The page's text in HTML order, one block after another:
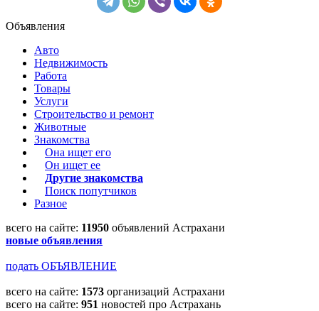
Объявления
Авто
Недвижимость
Работа
Товары
Услуги
Строительство и ремонт
Животные
Знакомства
Она ищет его
Он ищет ее
Другие знакомства
Поиск попутчиков
Разное
всего на сайте: 11950 объявлений Астрахани
новые объявления
подать ОБЪЯВЛЕНИЕ
всего на сайте: 1573 организаций Астрахани
всего на сайте: 951 новостей про Астрахань